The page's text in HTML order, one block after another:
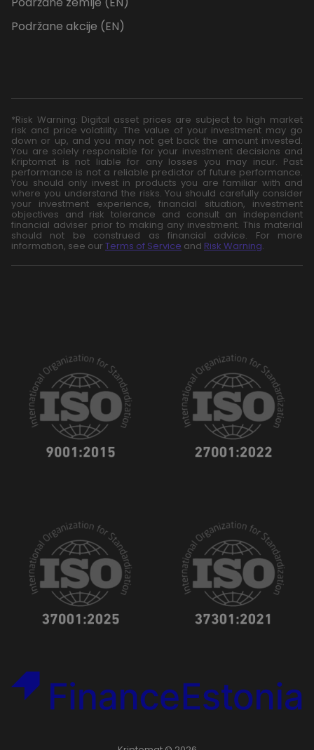
Podržane akcije (EN)
*Risk Warning: Digital asset prices are subject to high market
risk and price volatility. The value of your investment may go
down or up, and you may not get back the amount invested.
You are solely responsible for your investment decisions and
Kriptomat is not liable for any losses you may incur. Past
performance is not a reliable predictor of future performance.
You should only invest in products you are familiar with and
where you understand the risks. You should carefully consider
your investment experience, financial situation, investment
objectives and risk tolerance and consult an independent
financial adviser prior to making any investment. This material
should not be construed as financial advice. For more
information, see our Terms of Service and Risk Warning.